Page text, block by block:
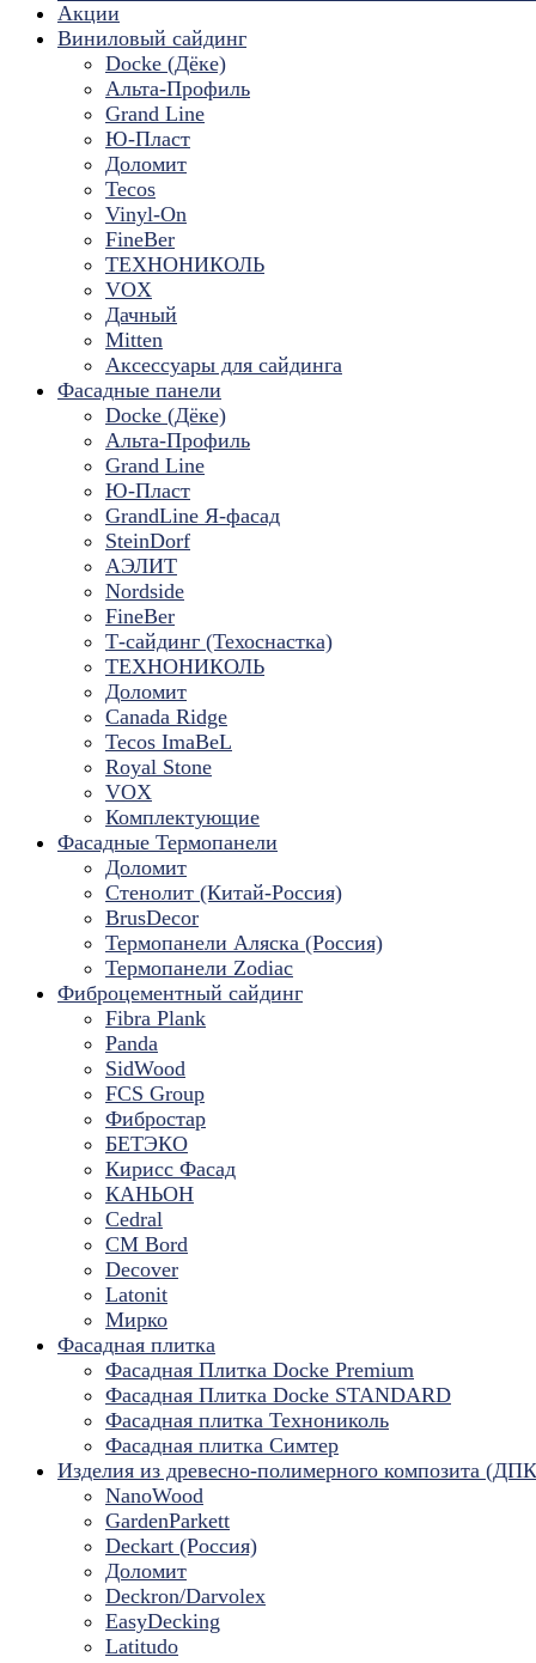
Акции
Виниловый сайдинг
Docke (Дёке)
Альта-Профиль
Grand Line
Ю-Пласт
Доломит
Tecos
Vinyl-On
FineBer
ТЕХНОНИКОЛЬ
VOX
Дачный
Mitten
Аксессуары для сайдинга
Фасадные панели
Docke (Дёке)
Альта-Профиль
Grand Line
Ю-Пласт
GrandLine Я-фасад
SteinDorf
АЭЛИТ
Nordside
FineBer
Т-сайдинг (Техоснастка)
ТЕХНОНИКОЛЬ
Доломит
Canada Ridge
Tecos ImaBeL
Royal Stone
VOX
Комплектующие
Фасадные Термопанели
Доломит
Стенолит (Китай-Россия)
BrusDecor
Термопанели Аляска (Россия)
Термопанели Zodiac
Фиброцементный сайдинг
Fibra Plank
Panda
SidWood
FCS Group
Фибростар
БЕТЭКО
Кирисс Фасад
КАНЬОН
Cedral
CM Bord
Decover
Latonit
Мирко
Фасадная плитка
Фасадная Плитка Docke Premium
Фасадная Плитка Docke STANDARD
Фасадная плитка Технониколь
Фасадная плитка Симтер
Изделия из древесно-полимерного композита
NanoWood
GardenParkett
Deckart (Россия)
Доломит
Deckron/Darvolex
EasyDecking
Latitudo